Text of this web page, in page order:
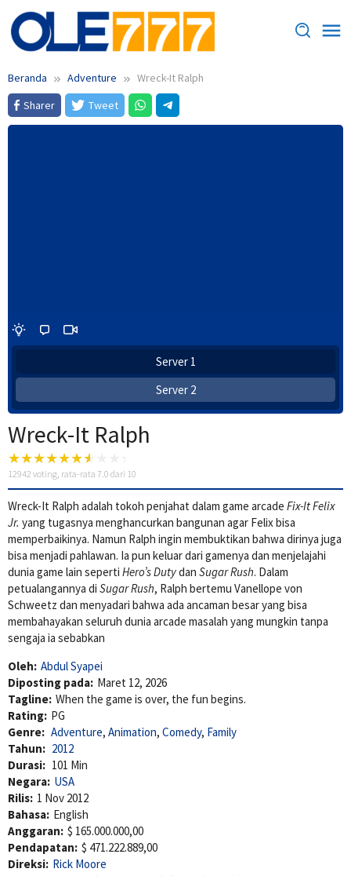
Loncat
ke
konten
Beranda Adventure
Wreck-It Ralph
Sharer
Tweet
Server 1
Server 2
Wreck-It Ralph
12942 voting, rata-rata 7.0 dari 10
Wreck-It Ralph adalah tokoh penjahat dalam game arcade Fix-It Felix
Jr. yang tugasnya menghancurkan bangunan agar Felix bisa
memperbaikinya. Namun Ralph ingin membuktikan bahwa dirinya juga
bisa menjadi pahlawan. Ia pun keluar dari gamenya dan menjelajahi
dunia game lain seperti Hero’s Dutydan Sugar Rush. Dalam
petualangannya di Sugar Rush, Ralph bertemu Vanellope von
Schweetz dan menyadari bahwa ada ancaman besar yang bisa
membahayakan seluruh dunia arcade masalah yang mungkin tanpa
sengaja ia sebabkan
Oleh: Abdul Syapei
Diposting pada: Maret 12, 2026
Tagline: When the game is over, the fun begins.
Rating: PG
Genre: Adventure, Animation, Comedy, Family
Tahun: 2012
Durasi: 101 Min
Negara: USA
Rilis: 1 Nov 2012
Bahasa: English
Anggaran: $ 165.000.000,00
Pendapatan: $ 471.222.889,00
Direksi: Rick Moore